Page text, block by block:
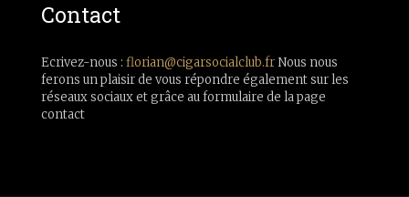
Contact
Ecrivez-nous : florian@cigarsocialclub.frNous nous
ferons un plaisir de vous répondre également sur les
réseaux sociaux et grâce au formulaire de la page
contact